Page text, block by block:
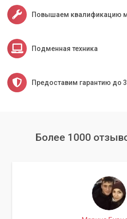
Повышаем квалификацию
Подменная техника
Предоставим гарантию до
Более 1000